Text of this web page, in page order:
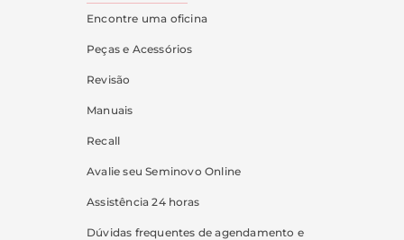
Encontre uma oficina
Peças e Acessórios
Revisão
Manuais
Recall
Avalie seu Seminovo Online
Assistência 24 horas
Dúvidas frequentes de agendamento e